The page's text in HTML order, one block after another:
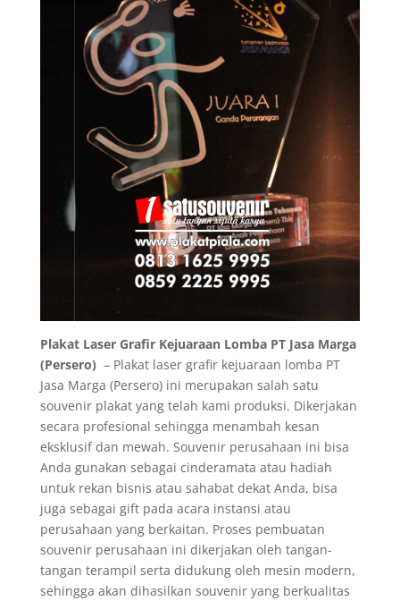
Plakat Laser Grafir Kejuaraan Lomba PT Jasa Marga
(Persero) – Plakat laser grafir kejuaraan lomba PT
Jasa Marga (Persero) ini merupakan salah satu
souvenir plakat yang telah kami produksi. Dikerjakan
secara profesional sehingga menambah kesan
eksklusif dan mewah. Souvenir perusahaan ini bisa
Anda gunakan sebagai cinderamata atau hadiah
untuk rekan bisnis atau sahabat dekat Anda, bisa
juga sebagai gift pada acara instansi atau
perusahaan yang berkaitan. Proses pembuatan
souvenir perusahaan ini dikerjakan oleh tangan-
tangan terampil serta didukung oleh mesin modern,
sehingga akan dihasilkan souvenir yang berkualitas